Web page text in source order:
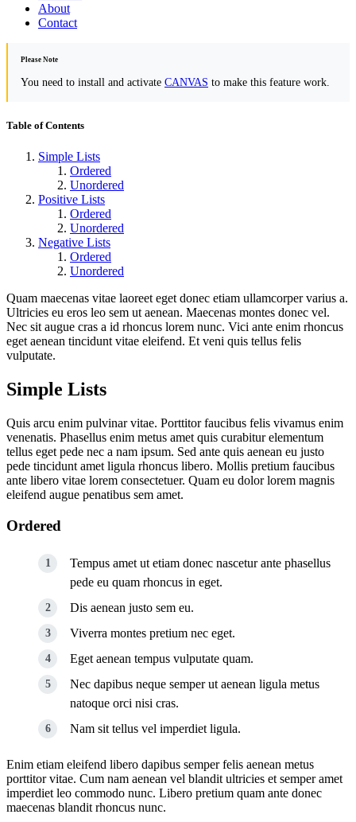
About
Contact
Please Note
You need to install and activate CANVAS to make this feature work.
Table of Contents
Simple Lists
Ordered
Unordered
Positive Lists
Ordered
Unordered
Negative Lists
Ordered
Unordered
Quam maecenas vitae laoreet eget donec etiam ullamcorper varius a.
Ultricies eu eros leo sem ut aenean. Maecenas montes donec vel.
Nec sit augue cras a id rhoncus lorem nunc. Vici ante enim rhoncus
eget aenean tincidunt vitae eleifend. Et veni quis tellus felis
vulputate.
Simple Lists
Quis arcu enim pulvinar vitae. Porttitor faucibus felis vivamus enim
venenatis. Phasellus enim metus amet quis curabitur elementum
tellus eget pede nec a nam ipsum. Sed ante quis aenean eu justo
pede tincidunt amet ligula rhoncus libero. Mollis pretium faucibus
ante libero vitae lorem consectetuer. Quam eu dolor lorem magnis
eleifend augue penatibus sem amet.
Ordered
Tempus amet ut etiam donec nascetur ante phasellus
pede eu quam rhoncus in eget.
Dis aenean justo sem eu.
Viverra montes pretium nec eget.
Eget aenean tempus vulputate quam.
Nec dapibus neque semper ut aenean ligula metus
natoque orci nisi cras.
Nam sit tellus vel imperdiet ligula.
Enim etiam eleifend libero dapibus semper felis aenean metus
porttitor vitae. Cum nam aenean vel blandit ultricies et semper amet
imperdiet leo commodo nunc. Libero pretium quam ante donec
maecenas blandit rhoncus nunc.